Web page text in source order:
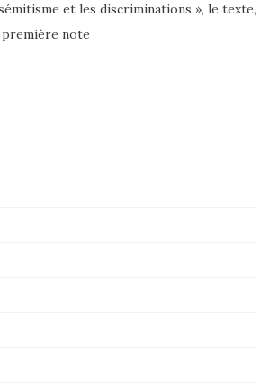
et les discriminations », le texte,
note